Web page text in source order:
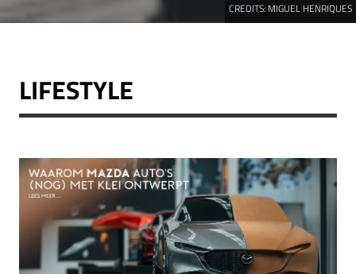
CREDITS: MIGUEL HENRIQUES
LIFESTYLE